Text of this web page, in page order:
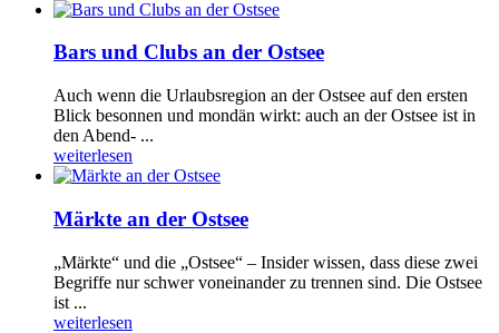
Bars und Clubs an der Ostsee
Auch wenn die Urlaubsregion an der Ostsee auf den ersten
Blick besonnen und mondän wirkt: auch an der Ostsee ist in
den Abend- ...
weiterlesen
Märkte an der Ostsee
„Märkte“ und die „Ostsee“ – Insider wissen, dass diese zwei
Begriffe nur schwer voneinander zu trennen sind. Die Ostsee
ist ...
weiterlesen